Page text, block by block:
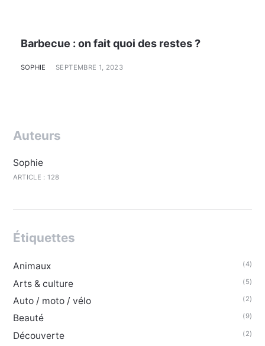
Barbecue : on fait quoi des restes ?
SOPHIE SEPTEMBRE 1, 2023
Auteurs
Sophie
ARTICLE : 128
Étiquettes
Animaux (4)
Arts & culture (5)
Auto / moto / vélo (2)
Beauté (9)
Découverte (2)